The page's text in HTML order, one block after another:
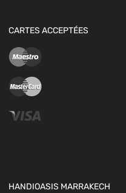
CARTES ACCEPTÉES
HANDIOASIS MARRAKECH